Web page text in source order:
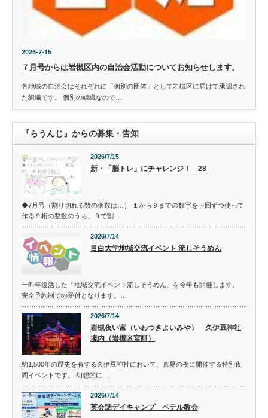
2026-7-15
７月号からは岩槻区内の自治会活動についてお知らせします。
各地域の自治会はそれぞれに「個別の団体」として岩槻区に届けて承認され
た組織です。 個別の組織なので…
『らうんじ』からの募集・告知
2026/7/15
新・「脳トレ」にチャレンジ！ 28
◆7月号（割り切れる数の個数は…） １から９までの数字を一回ずつ使って
作る９桁の整数のうち、９で割…
2026/7/14
目白大学地域交流イベント 流しそうめん
一昨年復活した「地域交流イベント流しそうめん」を今年も開催します。
完全予約制での受付となります。…
2026/7/14
岩槻夜い宮（いわつきよいみや） 久伊豆神社
境内（岩槻区宮町）
約1,500年の歴史を有する久伊豆神社において、真夏の夜に開催する特別夜
間イベントです。 幻想的に…
2026/7/14
英会話デイキャンプ ベテル教会